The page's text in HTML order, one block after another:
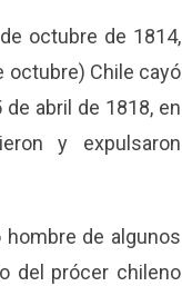
octubre de 1814,
octubre) Chile cayó
abril de 1818, en
y expulsaron
de algunos
del prócer chileno